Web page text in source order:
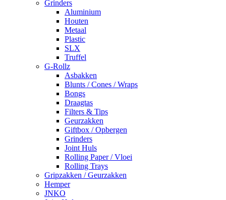
Grinders
Aluminium
Houten
Metaal
Plastic
SLX
Truffel
G-Rollz
Asbakken
Blunts / Cones / Wraps
Bongs
Draagtas
Filters & Tips
Geurzakken
Giftbox / Opbergen
Grinders
Joint Huls
Rolling Paper / Vloei
Rolling Trays
Gripzakken / Geurzakken
Hemper
JNKO